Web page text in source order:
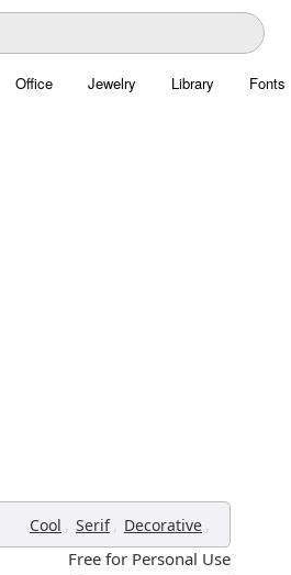
Office Jewelry Library Fonts
Cool , Serif , Decorative ,
Free for Personal Use